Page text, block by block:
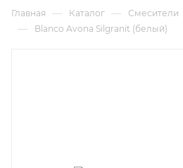
Главная — Каталог — Смесители
— Blanco Avona Silgranit (белый)